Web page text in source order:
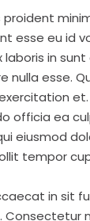
proident
esse eu id
in sunt
nulla esse.
officia ea
eiusmod
tempor
in sit
Consectetur